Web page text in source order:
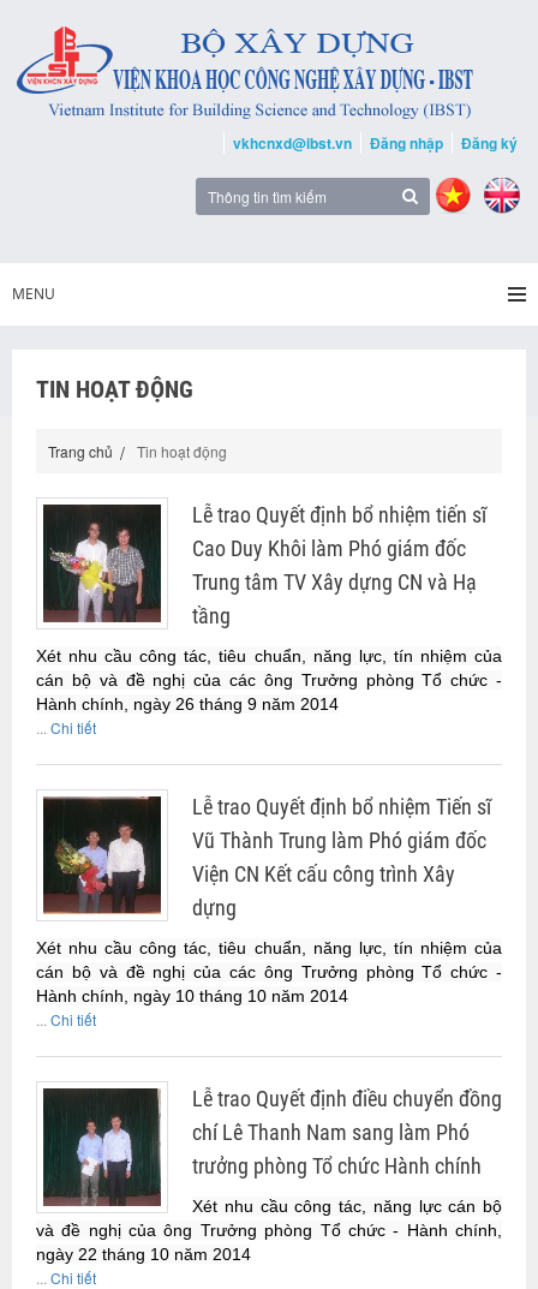
vkhcnxd@ibst.vn Đăng nhập Đăng ký
MENU
TIN HOẠT ĐỘNG
Trang chủ Tin hoạt động
Lễ trao Quyết định bổ nhiệm tiến sĩ
Cao Duy Khôi làm Phó giám đốc
Trung tâm TV Xây dựng CN và Hạ
tầng
Xét nhu cầu công tác, tiêu chuẩn, năng lực, tín nhiệm của
cán bộ và đề nghị của các ông Trưởng phòng Tổ chức -
Hành chính, ngày 26 tháng 9 năm 2014
... Chi tiết
Lễ trao Quyết định bổ nhiệm Tiến sĩ
Vũ Thành Trung làm Phó giám đốc
Viện CN Kết cấu công trình Xây
dựng
Xét nhu cầu công tác, tiêu chuẩn, năng lực, tín nhiệm của
cán bộ và đề nghị của các ông Trưởng phòng Tổ chức -
Hành chính, ngày 10 tháng 10 năm 2014
... Chi tiết
Lễ trao Quyết định điều chuyển đồng
chí Lê Thanh Nam sang làm Phó
trưởng phòng Tổ chức Hành chính
Xét nhu cầu công tác, năng lực cán bộ
và đề nghị của ông Trưởng phòng Tổ chức - Hành chính,
ngày 22 tháng 10 năm 2014
... Chi tiết